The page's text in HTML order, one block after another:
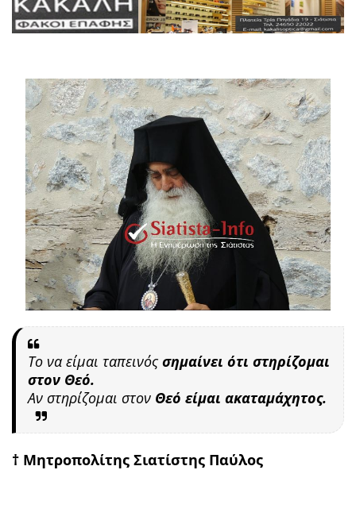
Το να είμαι ταπεινός σημαίνει ότι στηρίζομαι
στον Θεό.
Αν στηρίζομαι στον Θεό είμαι ακαταμάχητος.
† Μητροπολίτης Σιατίστης Παύλος